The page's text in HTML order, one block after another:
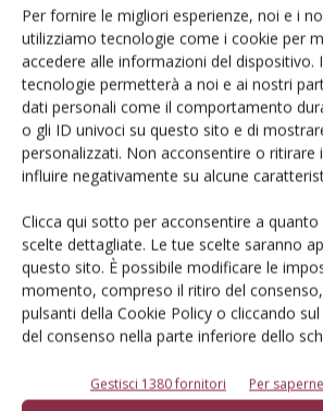
Per fornire le migliori esperienze, noi e i
utilizziamo tecnologie come i cookie per
accedere alle informazioni del dispositivo.
tecnologie permetterà a noi e ai nostri
dati personali come il comportamento
o gli ID univoci su questo sito e di
personalizzati. Non acconsentire o ritirare
influire negativamente su alcune
Clicca qui sotto per acconsentire a
scelte dettagliate. Le tue scelte saranno
questo sito. È possibile modificare le
momento, compreso il ritiro del
pulsanti della Cookie Policy o cliccando
del consenso nella parte inferiore dello
Gestisci 1380 fornitori Per
Tecniche, prodotti e servizi dalle
Catalogo Aziende e
Un modo semplice per cercare
prodotto!
Cerca adesso